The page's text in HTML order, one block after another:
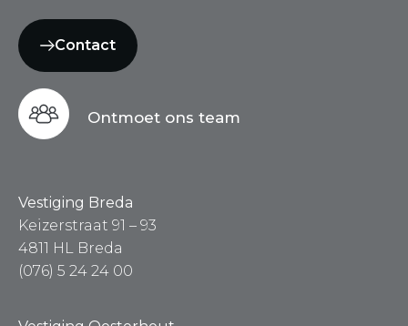
Contact
Ontmoet ons team
Vestiging Breda
Keizerstraat 91 – 93
4811 HL Breda
(076) 5 24 24 00